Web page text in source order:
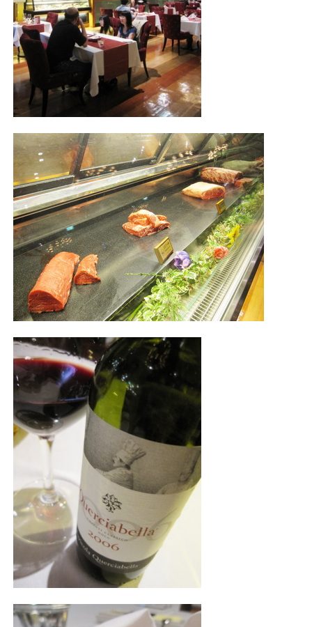
照相簿
影音區
創意出版服務
歷史區
關於Yilan
個人著作
活動實況記錄
媒體報導一覽
合作與代言
訂閱電子報